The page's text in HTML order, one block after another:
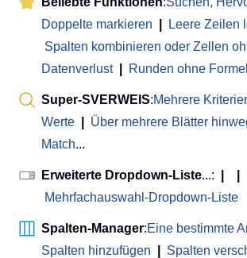
Doppelte markieren
Leere Zeilen
Spalten kombinieren oder Zellen
Datenverlust
Runden ohne Formel
Super-SVERWEIS:Mehrere
Werte
Über mehrere Blätter
Match...
Erweiterte Dropdown-Liste...:
Mehrfachauswahl-Dropdown-Liste
Spalten-Manager:Eine bestimmte
Spalten hinzufügen
Spalten